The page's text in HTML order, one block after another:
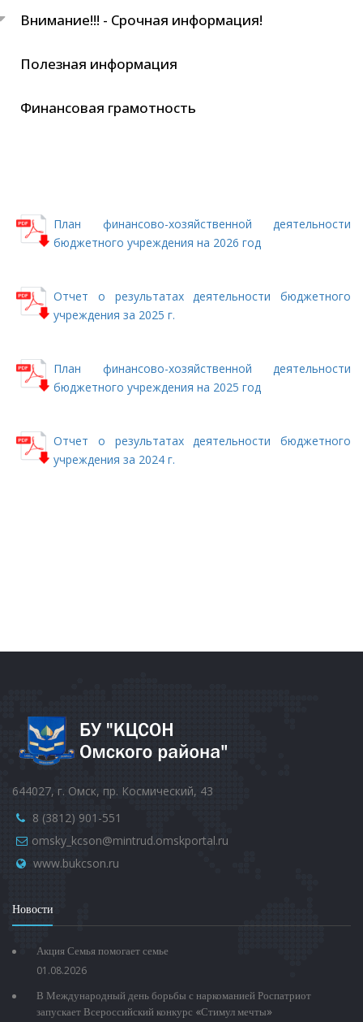
Внимание!!! - Срочная информация!
Полезная информация
Финансовая грамотность
План финансово-хозяйственной деятельности
бюджетного учреждения на 2026 год
Отчет о результатах деятельности бюджетного
учреждения за 2025 г.
План финансово-хозяйственной деятельности
бюджетного учреждения на 2025 год
Отчет о результатах деятельности бюджетного
учреждения за 2024 г.
644027, г. Омск, пр. Космический, 43
8 (3812) 901-551
omsky_kcson@mintrud.omskportal.ru
www.bukcson.ru
Новости
Акция Семья помогает семье
01.08.2026
В Международный день борьбы с наркоманией Роспатриот
запускает Всероссийский конкурс «Стимул мечты»